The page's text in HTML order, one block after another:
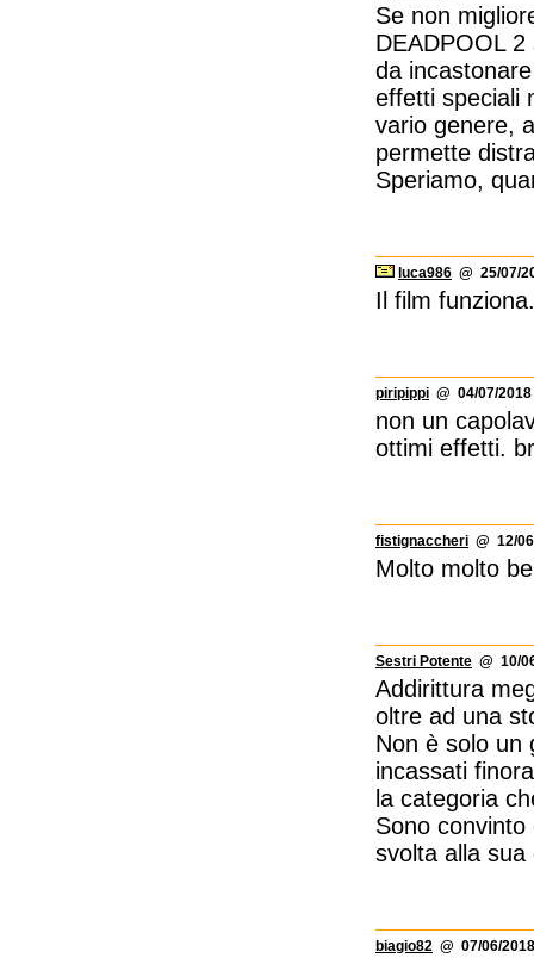
Se non
DEADPOOL
da
effetti speciali
vario genere,
permette
Speriamo,
luca986 @ 25/07/
Il film
piripippi @ 04/07/
non un
ottimi effetti.
fistignaccheri @ 12/
Molto molto
Sestri Potente @ 10/
Addirittura
oltre ad una
Non è solo un
incassati
la categoria
Sono
svolta alla sua
biagio82 @ 07/06/